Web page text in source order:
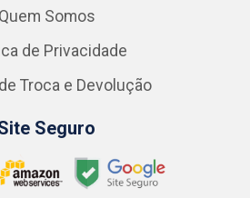
Quem Somos
de Privacidade
Troca e Devolução
Seguro